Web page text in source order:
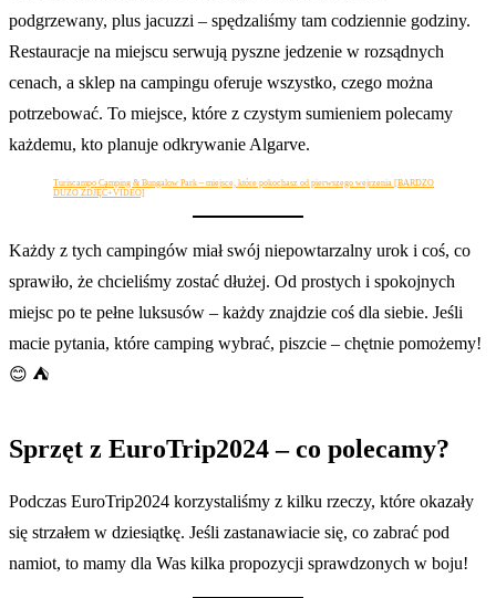
podgrzewany, plus jacuzzi – spędzaliśmy tam codziennie godziny.
Restauracje na miejscu serwują pyszne jedzenie w rozsądnych
cenach, a sklep na campingu oferuje wszystko, czego można
potrzebować. To miejsce, które z czystym sumieniem polecamy
każdemu, kto planuje odkrywanie Algarve.
Turiscampo Camping & Bungalow Park – miejsce, które pokochasz od pierwszego wejrzenia [BARDZO
DUŻO ZDJĘĆ+VIDEO]
Każdy z tych campingów miał swój niepowtarzalny urok i coś, co
sprawiło, że chcieliśmy zostać dłużej. Od prostych i spokojnych
miejsc po te pełne luksusów – każdy znajdzie coś dla siebie. Jeśli
macie pytania, które camping wybrać, piszcie – chętnie pomożemy!
😊 ⛺
Sprzęt z EuroTrip2024 – co polecamy?
Podczas EuroTrip2024 korzystaliśmy z kilku rzeczy, które okazały
się strzałem w dziesiątkę. Jeśli zastanawiacie się, co zabrać pod
namiot, to mamy dla Was kilka propozycji sprawdzonych w boju!